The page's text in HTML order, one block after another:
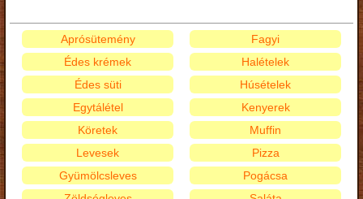
Aprósütemény
Édes krémek
Édes süti
Egytálétel
Fagyi
Halételek
Húsételek
Kenyerek
Köretek
Levesek
Gyümölcsleves
Muffin
Pizza
Pogácsa